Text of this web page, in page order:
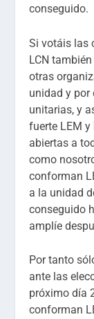
conseguido.
Si votáis las
LCN
otras
unidad y por
unitarias, y
fuerte LEM y
abiertas a
como
conforman
a la unidad
conseguido
amplíe
Por tanto
ante las
próximo día
conforman